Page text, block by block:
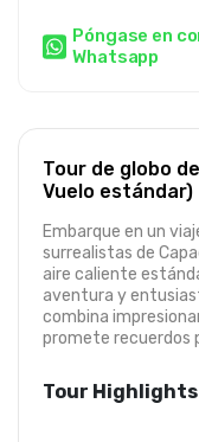
Tour de globo
Vuelo estándar)
Embarque en un
surrealistas de
aire caliente
aventura y
combina
promete recuerdos
Tour Highlights
Póngase en
Whatsapp